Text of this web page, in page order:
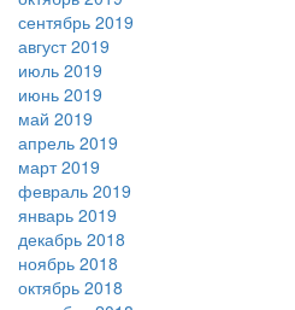
сентябрь 2019
август 2019
июль 2019
июнь 2019
май 2019
апрель 2019
март 2019
февраль 2019
январь 2019
декабрь 2018
ноябрь 2018
октябрь 2018